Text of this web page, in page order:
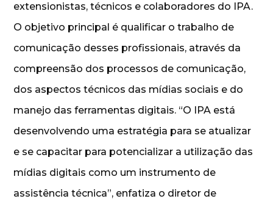
extensionistas, técnicos e colaboradores do IPA.
O objetivo principal é qualificar o trabalho de
comunicação desses profissionais, através da
compreensão dos processos de comunicação,
dos aspectos técnicos das mídias sociais e do
manejo das ferramentas digitais. “O IPA está
desenvolvendo uma estratégia para se atualizar
e se capacitar para potencializar a utilização das
mídias digitais como um instrumento de
assistência técnica”, enfatiza o diretor de